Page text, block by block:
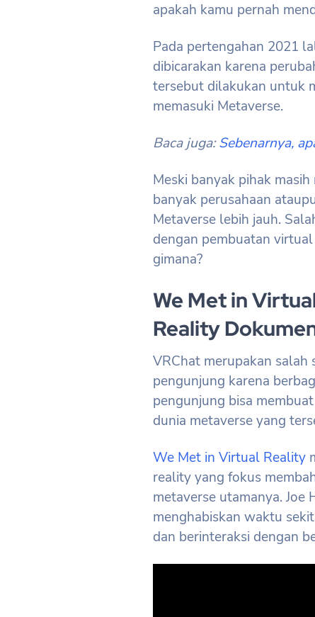
apakah kamu pernah
Pada pertengahan 2021
dibicarakan karena
tersebut dilakukan untuk
memasuki Metaverse.
Baca juga:Sebenarnya,
Meski banyak pihak
banyak perusahaan
Metaverse lebih jauh.
dengan pembuatan
gimana?
We Met in
Reality
VRChat merupakan salah
pengunjung karena
pengunjung bisa
dunia metaverse yang
We Met in Virtual Reality
reality yang fokus
metaverse utamanya.
menghabiskan waktu
dan berinteraksi dengan